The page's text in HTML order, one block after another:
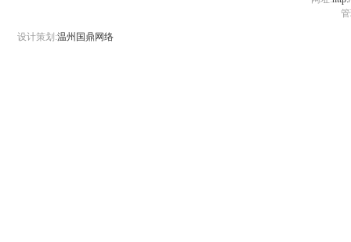
设计策划:温州国鼎网络